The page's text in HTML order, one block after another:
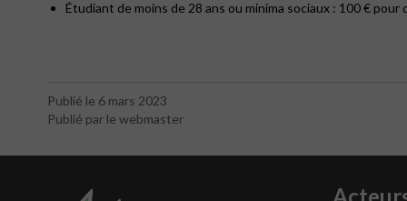
Étudiant de moins de 28 ans ou minima sociaux : 100 € pour
Publié le 6 mars 2023
Publié par le webmaster